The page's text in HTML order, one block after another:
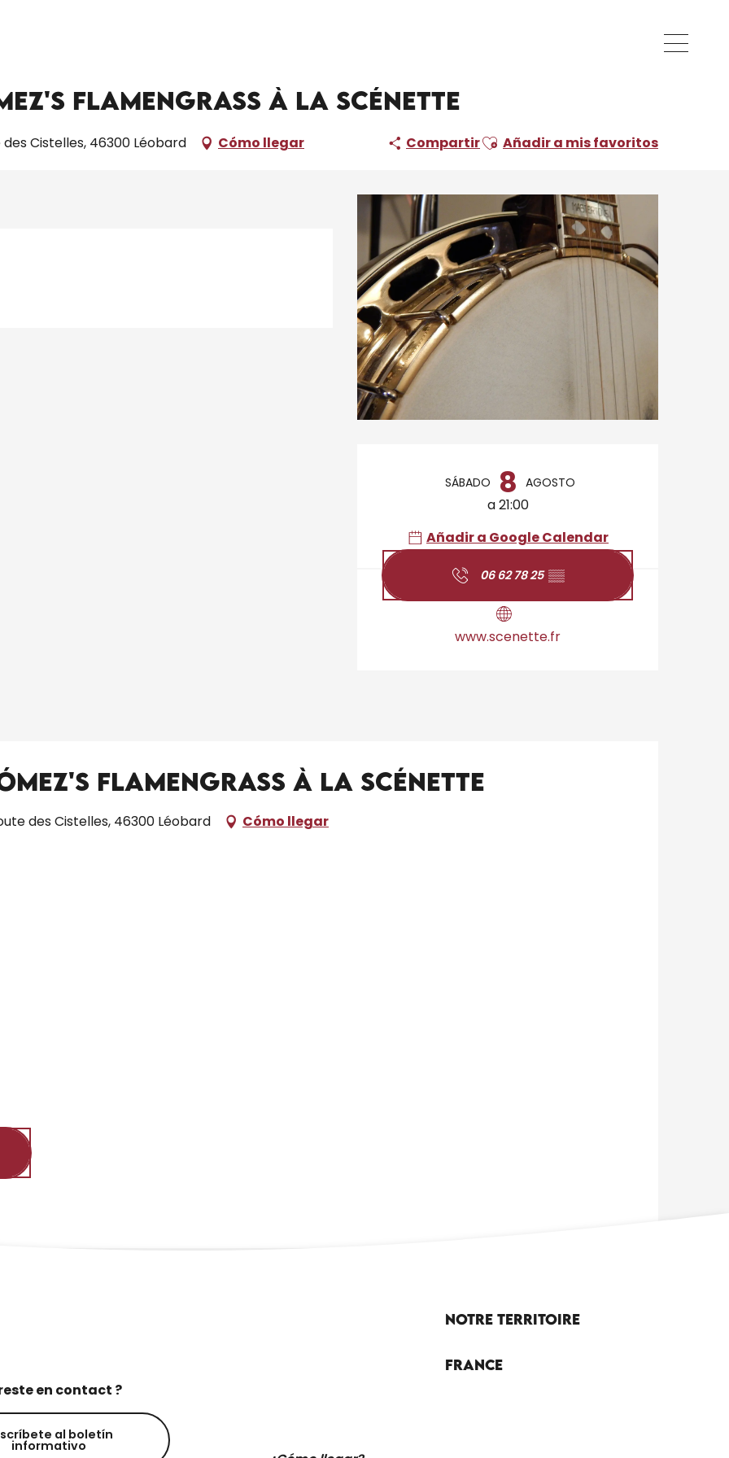
FlamenGrass à La Scénette
Cistelles, 46300 Léobard Cómo llegar CompartirAjouter aux favoris
Añadir a mis favoritos
Horarios y datos de
SÁBADO 8 AGOSTO
a 21:00
Añadir a Google Calendar
06 62 78 25 ▒▒
www.scenette.fr
FlamenGrass à La Scénette
des Cistelles, 46300 Léobard Cómo llegar
en contact ?
al boletín
informativo
Notre territoire
France